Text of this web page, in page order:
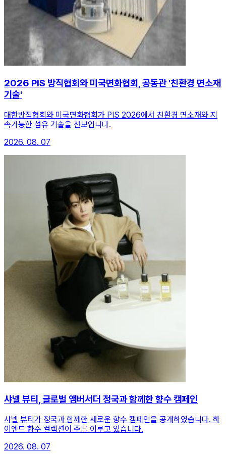
2026 PIS 방직협회와 미국면화협회, 공동관 '친환경 면소재
기술'
대한방직협회와 미국면화협회가 PIS 2026에서 친환경 면소재와 지
속가능한 섬유 기술을 선보입니다.
2026. 08. 07
샤넬 뷰티, 글로벌 앰버서더 정국과 함께한 향수 캠페인
샤넬 뷰티가 정국과 함께한 새로운 향수 캠페인을 공개하였습니다. 하
이엔드 향수 컬렉션이 주를 이루고 있습니다.
2026. 08. 07